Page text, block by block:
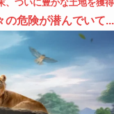
、ついに豊かな土地を獲得
の危険が潜んでいて...